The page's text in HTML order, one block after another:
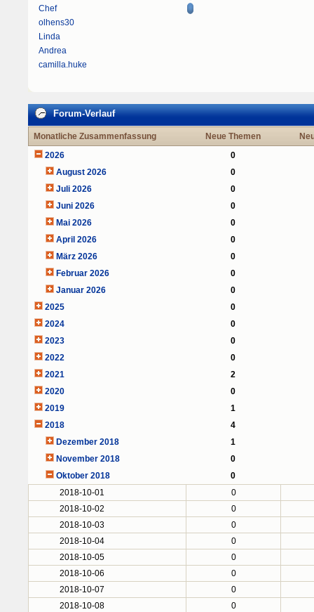
Chef
olhens30
Linda
Andrea
camilla.huke
Forum-Verlauf
Monatliche Zusammenfassung Neue Themen
2026
0
August 2026
0
Juli 2026
0
Juni 2026
0
Mai 2026
0
April 2026
0
März 2026
0
Februar 2026
0
Januar 2026
0
2025
0
2024
0
2023
0
2022
0
2021
2
2020
0
2019
1
2018
4
Dezember 2018
1
November 2018
0
Oktober 2018
0
2018-10-01
0
2018-10-02
0
2018-10-03
0
2018-10-04
0
2018-10-05
0
2018-10-06
0
2018-10-07
0
2018-10-08
0